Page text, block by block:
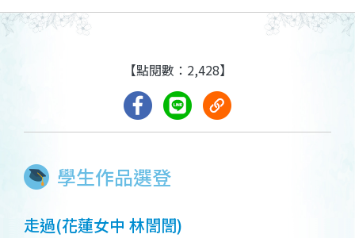
學生作品選登
【點閱數：2,428】
走過(花蓮女中 林誾誾)